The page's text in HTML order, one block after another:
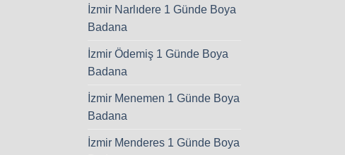
İzmir Narlıdere 1 Günde Boya
Badana
İzmir Ödemiş 1 Günde Boya
Badana
İzmir Menemen 1 Günde Boya
Badana
İzmir Menderes 1 Günde Boya